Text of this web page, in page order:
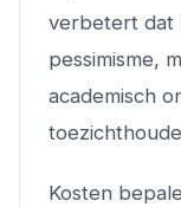
verbetert dat
pessimisme,
academisch
Kosten